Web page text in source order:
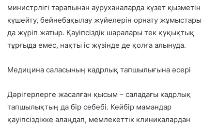
министрлігі тарапынан ауруханаларда күзет қызметін
күшейту, бейнебақылау жүйелерін орнату жұмыстары
да жүріп жатыр. Қауіпсіздік шаралары тек құқықтық
тұрғыда емес, нақты іс жүзінде де қолға алынуда.
Медицина саласының кадрлық тапшылығына әсері
Дәрігерлерге жасалған қысым – саладағы кадрлық
тапшылықтың да бір себебі. Кейбір мамандар
қауіпсіздікке алаңдап, мемлекеттік клиникалардан